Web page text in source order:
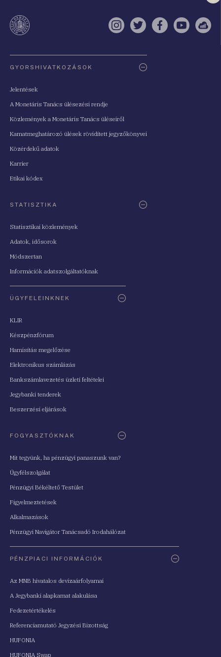
a
Instagram
TwitterFacebook
YouTube
GYORSHIVATKOZÁSOK
Jelentések
A Monetáris Tanács ülésezési rendje
Közlemények a Monetáris Tanács üléseiről
Kamatmeghatározó ülések rövidített jegyzőkönyvei
Közérdekű adatok
Karrier
Etikai kódex
STATISZTIKA
Statisztikai közlemények
Adatok, idősorok
Módszertan
Információk adatszolgáltatóknak
ÜGYFELEINKNEK
KLIR
Készpénzfórum
Hamisítás megelőzése
Elektronikus számlázás
Bankszámlavezetés üzleti feltételei
Jegybanki tenderek
Beszerzési eljárások
FOGYASZTÓKNAK
Mit tegyünk, ha pénzügyi panaszunk van?
Ügyfélszolgálat
Pénzügyi Békéltető Testület
Figyelmeztetések
Alkalmazások
Pénzügyi Navigátor Tanácsadó Irodahálózat
PÉNZPIACI INFORMÁCIÓK
Az MNB hivatalos devizaárfolyamai
A Jegybanki alapkamat alakulása
Fedezetértékelés
Referenciamutató Jegyzési Bizottság
HUFONIA
HUFONIA Swap